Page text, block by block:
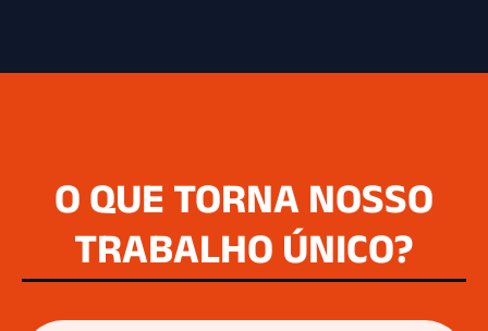
O QUE TORNA NOSSO
TRABALHO ÚNICO?